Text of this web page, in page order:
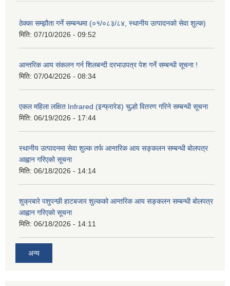
ठेक्का सम्झौता गर्ने सम्बन्धमा (०१/०८३/८४, स्थानीय उत्पादनको सेवा शुल्क)
मिति: 07/10/2026 - 09:52
आन्तरिक आय संकलन गर्न शिलबन्दी दरभाउपत्र पेश गर्ने सम्बन्धी सूचना !
मिति: 07/04/2026 - 08:34
एकल महिला लक्षित Infrared (इन्फ्रारेड) चुल्हो वितरण गरिने सम्बन्धी सूचना
मिति: 06/19/2026 - 17:44
स्थानीय उत्पादनमा सेवा शुल्क तर्फ आन्तरिक आय सङ्कलन सम्बन्धी बोलपत्र
आह्वान गरिएको सूचना
मिति: 06/18/2026 - 14:14
शुक्रबारे पशुपन्छी हाटबजार शुल्कको आन्तरिक आय सङ्कलन सम्बन्धी बोलपत्र
आह्वान गरिएको सूचना
मिति: 06/18/2026 - 14:11
अन्य